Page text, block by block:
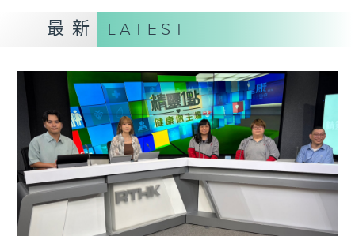
星期一至五，下午 1 時10分 香港電台第一
台、港台電視31
下午2時 至 3 時 香港電台第一台
最新 LATEST